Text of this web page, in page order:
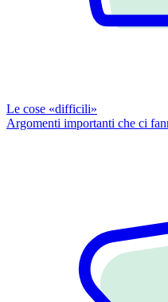
Le cose «difficili»
Argomenti importanti che ci